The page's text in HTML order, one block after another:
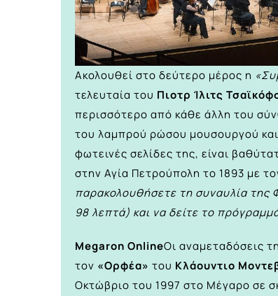
Ακολουθεί στο δεύτερο μέρος η
τελευταία του Πιοτρ Ίλιτς
περισσότερο από κάθε άλλη του
του λαμπρού ρώσου μουσουργού
φωτεινές σελίδες της, είναι
στην Αγία Πετρούπολη το 1893 με
παρακολουθήσετε τη συναυλία της
98 λεπτά) και να δείτε το
Megaron OnlineΟι αναμεταδόσεις
τον «Ορφέα» του Κλάουντιο
Οκτώβριο του 1997 στο Μέγαρο σε